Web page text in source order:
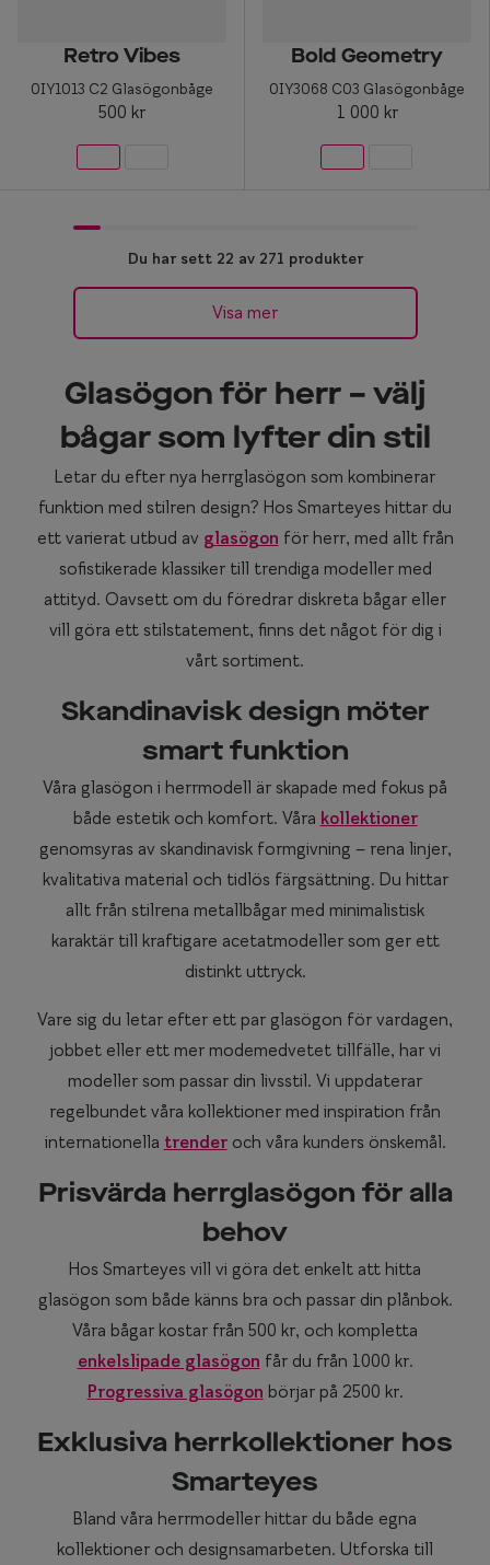
Retro Vibes
0IY1013 C2 Glasögonbåge
500 kr
Bold Geometry
0IY3068 C03 Glasögonbåge
1 000 kr
Du har sett 22 av 271 produkter
Visa mer
Glasögon för herr – välj
bågar som lyfter din stil
Letar du efter nya herrglasögon som kombinerar
funktion med stilren design? Hos Smarteyes hittar du
ett varierat utbud av glasögon för herr, med allt från
sofistikerade klassiker till trendiga modeller med
attityd. Oavsett om du föredrar diskreta bågar eller
vill göra ett stilstatement, finns det något för dig i
vårt sortiment.
Skandinavisk design möter
smart funktion
Våra glasögon i herrmodell är skapade med fokus på
både estetik och komfort. Våra kollektioner
genomsyras av skandinavisk formgivning – rena linjer,
kvalitativa material och tidlös färgsättning. Du hittar
allt från stilrena metallbågar med minimalistisk
karaktär till kraftigare acetatmodeller som ger ett
distinkt uttryck.
Vare sig du letar efter ett par glasögon för vardagen,
jobbet eller ett mer modemedvetet tillfälle, har vi
modeller som passar din livsstil. Vi uppdaterar
regelbundet våra kollektioner med inspiration från
internationella trenderoch våra kunders önskemål.
Prisvärda herrglasögon för alla
behov
Hos Smarteyes vill vi göra det enkelt att hitta
glasögon som både känns bra och passar din plånbok.
Våra bågar kostar från 500 kr, och kompletta
enkelslipade glasögon får du från 1000 kr.
Progressiva glasögon börjar på 2500 kr.
Exklusiva herrkollektioner hos
Smarteyes
Bland våra herrmodeller hittar du både egna
kollektioner och designsamarbeten. Utforska till